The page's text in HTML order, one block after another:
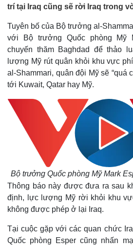
trí tại Iraq cũng sẽ rời Iraq trong
Tuyên bố của Bộ trưởng al-
với Bộ trưởng Quốc phòng Mỹ
chuyến thăm Baghdad để thảo
lượng Mỹ rút quân khỏi khu vực
al-Shammari, quân đội Mỹ sẽ “quá
tới Kuwait, Qatar hay Mỹ.
Bộ trưởng Quốc phòng Mỹ Mark
Thông báo này được đưa ra sau
định, lực lượng Mỹ rời khỏi khu
không được phép ở lại Iraq.
Tại cuộc gặp với các quan chức
Quốc phòng Esper cũng nhấn